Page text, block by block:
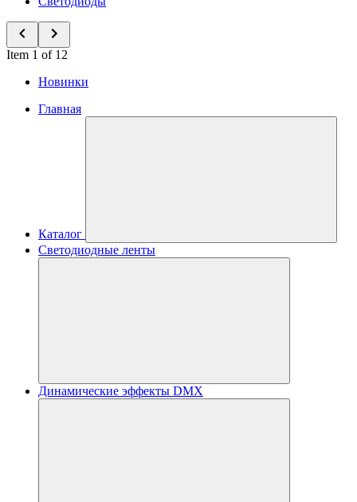
Item 1 of 12
Новинки
Главная
Каталог
Светодиодные ленты
Динамические эффекты DMX